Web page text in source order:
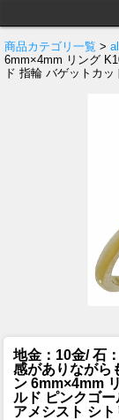
商品カテゴリ一覧 > all
6mm×4mm リング
ド 指輪 バゲットカ
地金：10金/ 石
感がありながら
ン 6mm×4mm
ルド ピンクゴ
アメシスト シ